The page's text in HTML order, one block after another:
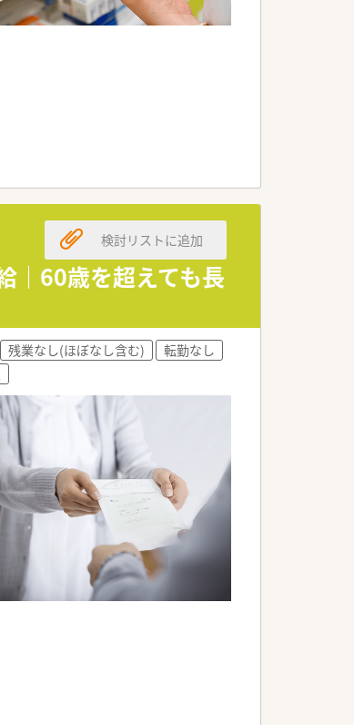
｜60歳を超えても長
検討リストに追加
残業なし(ほぼなし含む)
転勤なし